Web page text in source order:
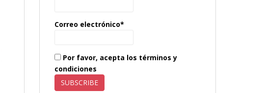
Correo electrónico*
Por favor, acepta los términos y
condiciones